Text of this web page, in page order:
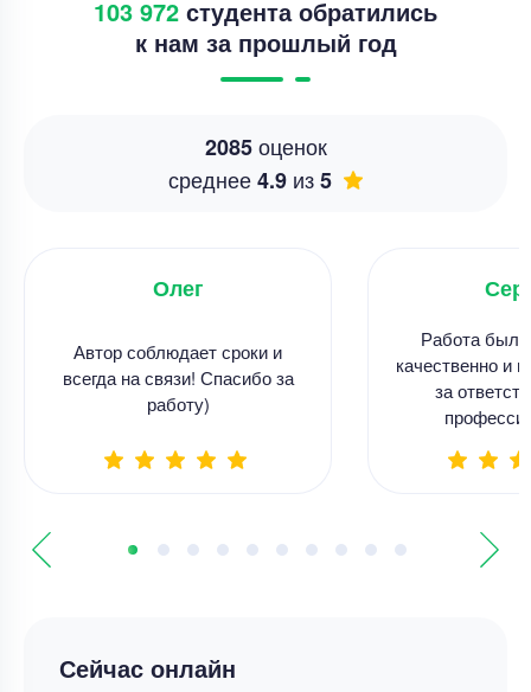
Сейчас онлайн
103 972 студента обратились
к нам за прошлый год
2085оценок
среднее4.9 из5
Олег
Автор соблюдает сроки и
всегда на связи! Спасибо за
работу)
Работа
качественно и
за